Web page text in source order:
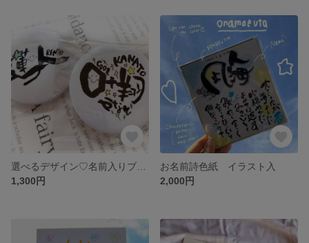
1,300円
お名前詩色紙 イラスト入
2,000円